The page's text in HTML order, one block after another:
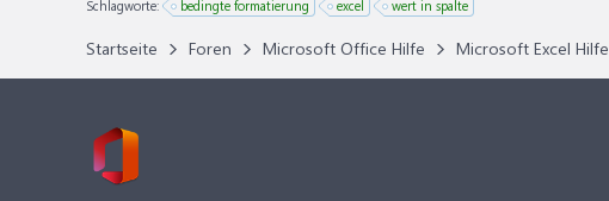
Schlagworte: bedingte formatierung excel wert in spalte
Startseite Foren Microsoft Office Hilfe Microsoft Excel Hilfe